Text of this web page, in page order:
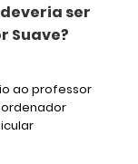
ser
Suave?
ao professor